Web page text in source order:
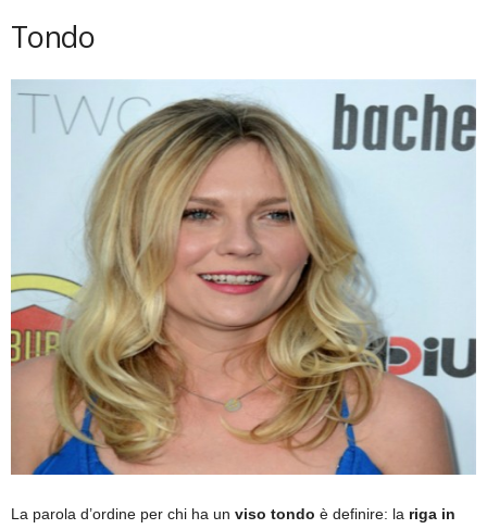
Tondo
La parola d’ordine per chi ha un viso tondo è definire: la riga in